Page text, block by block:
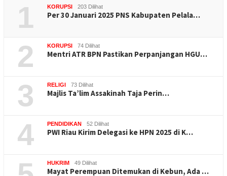
1 KORUPSI 203 Dilihat
Per 30 Januari 2025 PNS Kabupaten Pelala…
2 KORUPSI 74 Dilihat
Mentri ATR BPN Pastikan Perpanjangan HGU…
3 RELIGI 73 Dilihat
Majlis Ta’lim Assakinah Taja Perin…
4 PENDIDIKAN 52 Dilihat
PWI Riau Kirim Delegasi ke HPN 2025 di K…
HUKRIM 49 Dilihat
Mayat Perempuan Ditemukan di Kebun, Ada …